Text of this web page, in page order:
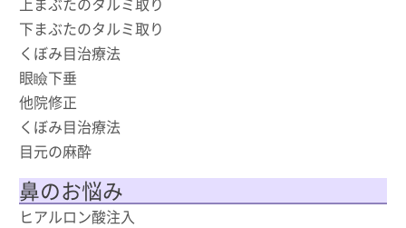
下まぶたのタルミ取り
くぼみ目治療法
眼瞼下垂
他院修正
くぼみ目治療法
目元の麻酔
鼻のお悩み
ヒアルロン酸注入